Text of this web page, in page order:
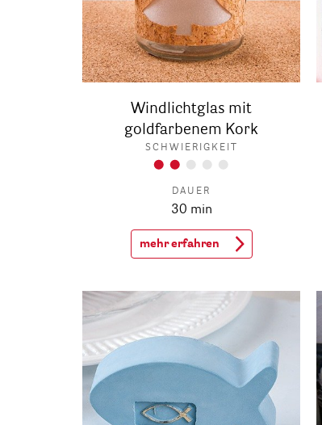
Windlichtglas mit
goldfarbenem Kork
SCHWIERIGKEIT
DAUER
30 min
mehr erfahren